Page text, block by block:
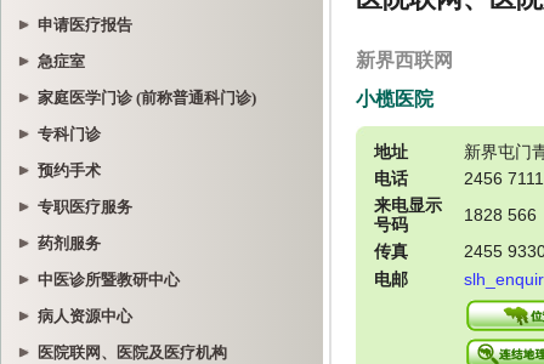
申请医疗报告
急症室
家庭医学门诊 (前称普通科门诊)
专科门诊
预约手术
专职医疗服务
药剂服务
中医诊所暨教研中心
病人资源中心
医院联网、医院及医疗机构